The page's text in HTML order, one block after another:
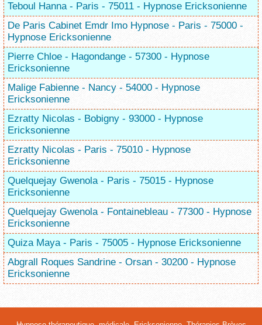
Teboul Hanna - Paris - 75011 - Hypnose Ericksonienne
De Paris Cabinet Emdr Imo Hypnose - Paris - 75000 -
Hypnose Ericksonienne
Pierre Chloe - Hagondange - 57300 - Hypnose
Ericksonienne
Malige Fabienne - Nancy - 54000 - Hypnose
Ericksonienne
Ezratty Nicolas - Bobigny - 93000 - Hypnose
Ericksonienne
Ezratty Nicolas - Paris - 75010 - Hypnose
Ericksonienne
Quelquejay Gwenola - Paris - 75015 - Hypnose
Ericksonienne
Quelquejay Gwenola - Fontainebleau - 77300 - Hypnose
Ericksonienne
Quiza Maya - Paris - 75005 - Hypnose Ericksonienne
Abgrall Roques Sandrine - Orsan - 30200 - Hypnose
Ericksonienne